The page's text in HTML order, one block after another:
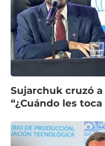
Sujarchuk cruzó
“¿Cuándo les